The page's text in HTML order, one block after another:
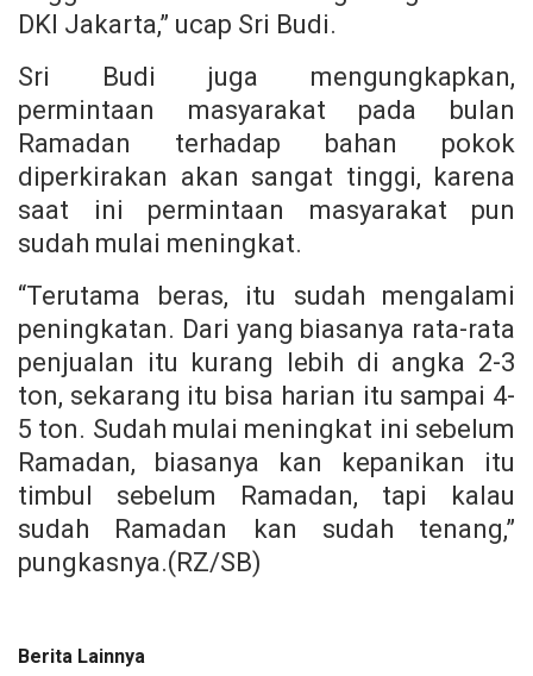
DKI Jakarta,” ucap Sri Budi.
Sri Budi juga mengungkapkan,
permintaan masyarakat pada bulan
Ramadan terhadap bahan pokok
diperkirakan akan sangat tinggi, karena
saat ini permintaan masyarakat pun
sudah mulai meningkat.
“Terutama beras, itu sudah mengalami
peningkatan. Dari yang biasanya rata-rata
penjualan itu kurang lebih di angka 2-3
ton, sekarang itu bisa harian itu sampai 4-
5 ton. Sudah mulai meningkat ini sebelum
Ramadan, biasanya kan kepanikan itu
timbul sebelum Ramadan, tapi kalau
sudah Ramadan kan sudah tenang,”
pungkasnya.(RZ/SB)
Berita Lainnya